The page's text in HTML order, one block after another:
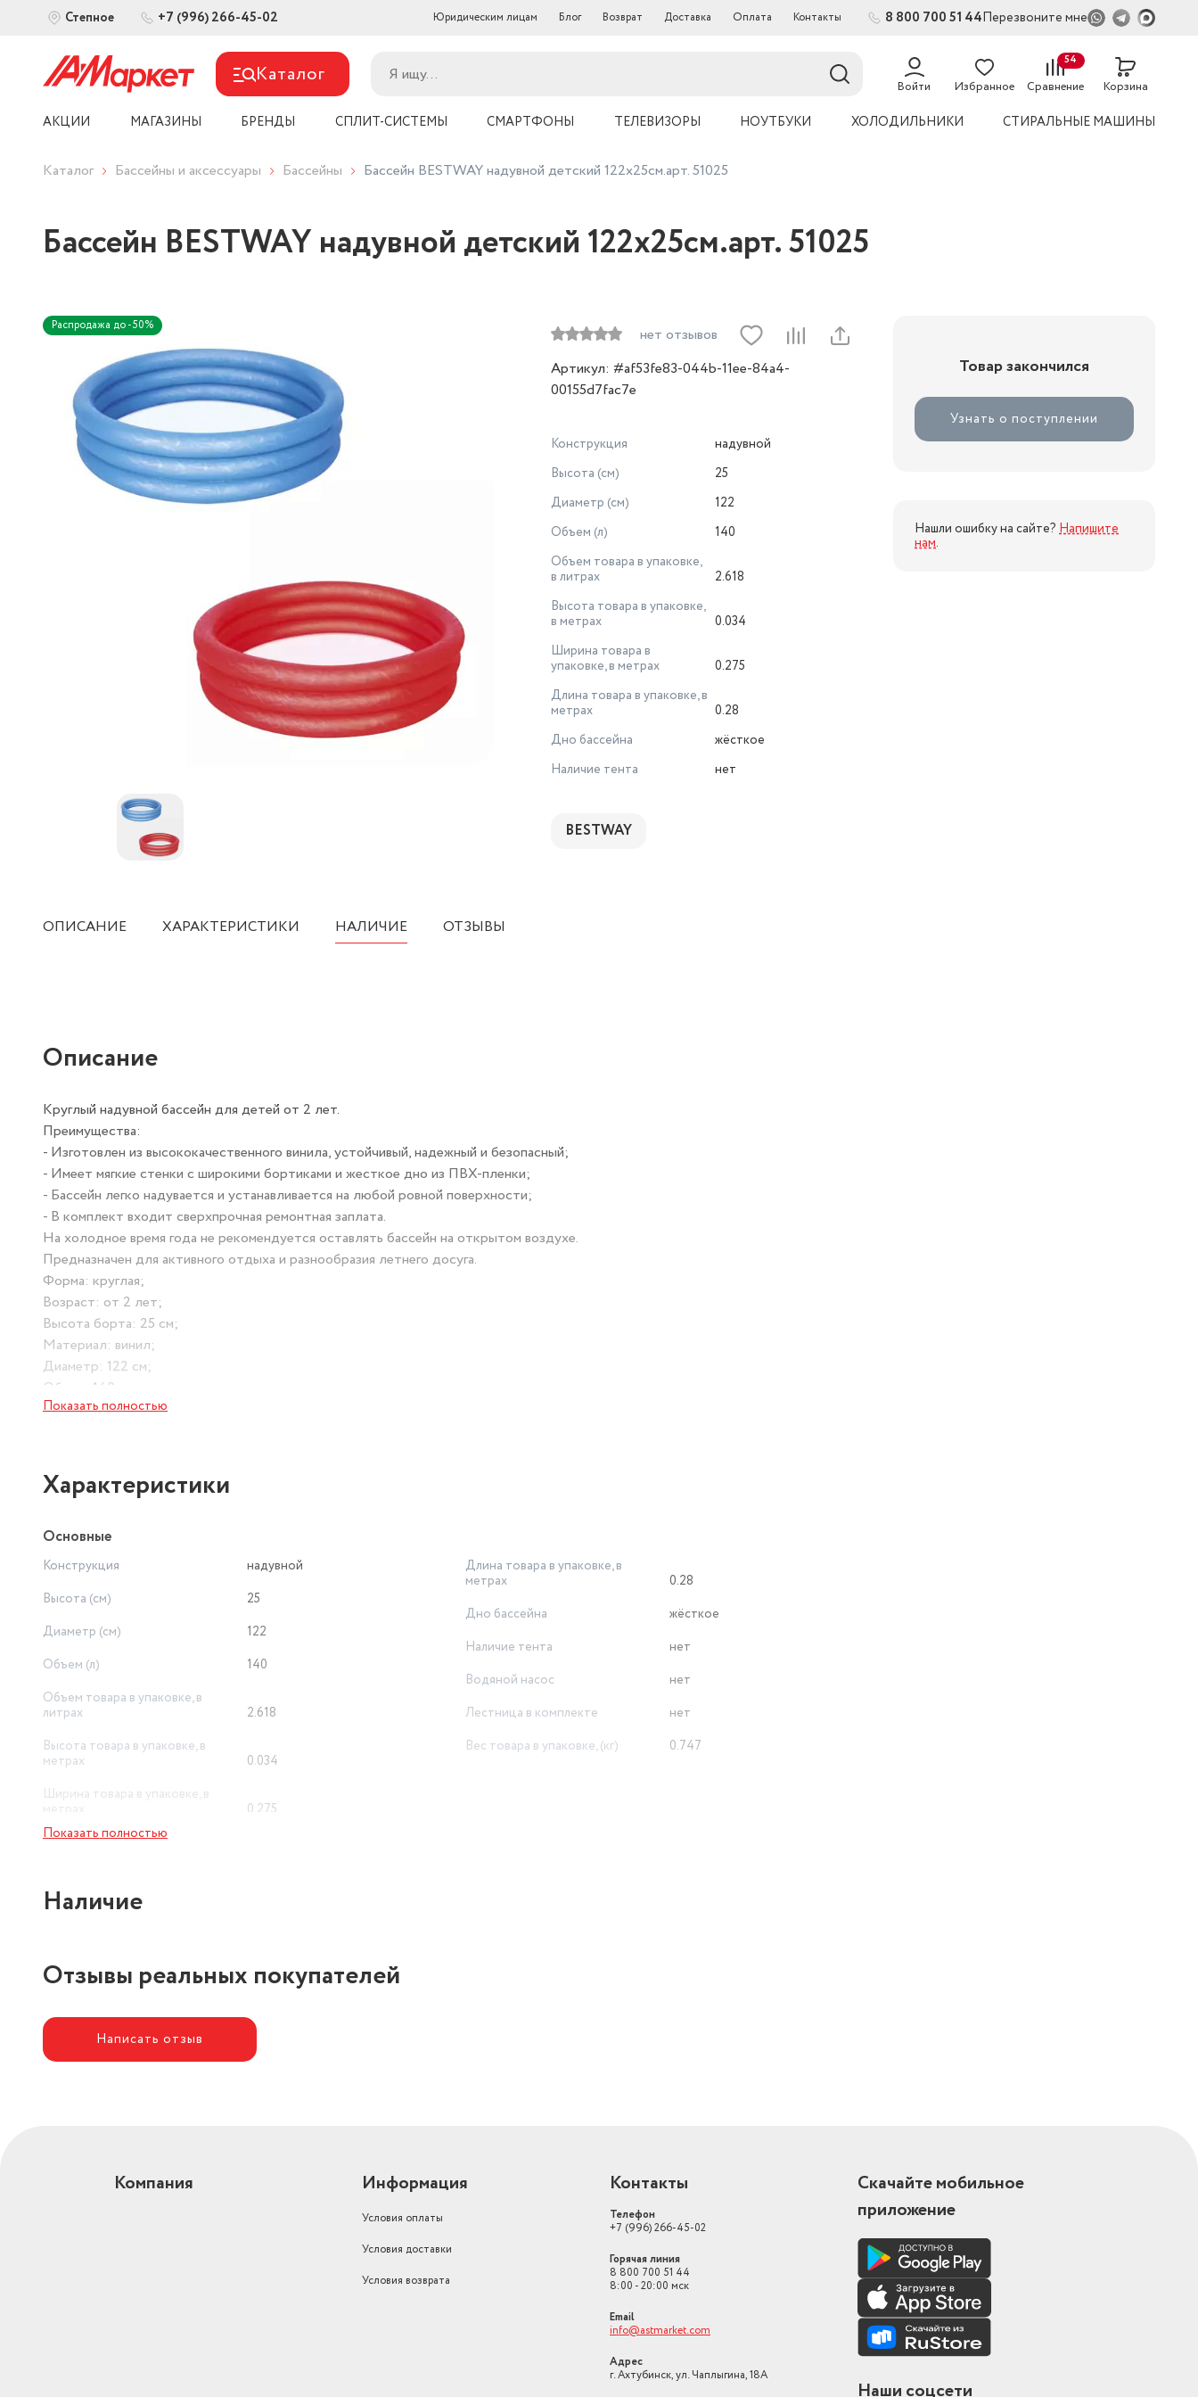
Степное +7 (996) 266-45-02 Юридическим лицам Блог Возврат Доставка Оплата Контакты 8 800 700 51 44Перезвоните мне
Каталог Войти Избранное Сравнение
54
Корзина
АКЦИИ МАГАЗИНЫ БРЕНДЫ СПЛИТ-СИСТЕМЫ СМАРТФОНЫ ТЕЛЕВИЗОРЫ НОУТБУКИ ХОЛОДИЛЬНИКИ СТИРАЛЬНЫЕ МАШИНЫ
Каталог Бассейны и аксессуары Бассейны Бассейн BESTWAY надувной детский 122х25см.арт. 51025
Бассейн BESTWAY надувной детский 122х25см.арт. 51025
Распродажа до -50%
нет отзывов
Артикул: #af53fe83-044b-11ee-84a4-
00155d7fac7e
Конструкция
надувной
Высота (см)
25
Диаметр (см)
122
Объем (л)
140
Объем товара в упаковке,
в литрах
2.618
Высота товара в упаковке,
в метрах
0.034
Ширина товара в
упаковке, в метрах
0.275
Длина товара в упаковке, в
метрах
0.28
Дно бассейна
жёсткое
Наличие тента
нет
BESTWAY
Товар закончился
Узнать о поступлении
Нашли ошибку на сайте? Напишите
нам.
ОПИСАНИЕ ХАРАКТЕРИСТИКИ НАЛИЧИЕ ОТЗЫВЫ
Описание
Круглый надувной бассейн для детей от 2 лет.
Преимущества:
- Изготовлен из высококачественного винила, устойчивый, надежный и безопасный;
- Имеет мягкие стенки с широкими бортиками и жесткое дно из ПВХ-пленки;
- Бассейн легко надувается и устанавливается на любой ровной поверхности;
- В комплект входит сверхпрочная ремонтная заплата.
На холодное время года не рекомендуется оставлять бассейн на открытом воздухе.
Предназначен для активного отдыха и разнообразия летнего досуга.
Форма: круглая;
Возраст: от 2 лет;
Высота борта: 25 см;
Материал: винил;
Диаметр: 122 см;
Объем: 140 л;
Вес: 0,747 кг.
Показать полностью
Характеристики
Основные
Конструкция
надувной
Высота (см)
25
Диаметр (см)
122
Объем (л)
140
Объем товара в упаковке, в
литрах
2.618
Высота товара в упаковке, в
метрах
0.034
Ширина товара в упаковке, в
0.275
Длина товара в упаковке, в
метрах
0.28
Дно бассейна
жёсткое
Наличие тента
нет
Водяной насос
нет
Лестница в комплекте
нет
Вес товара в упаковке, (кг)
0.747
Показать полностью
Наличие
Отзывы реальных покупателей
Написать отзыв
Компания Информация
Условия оплаты
Условия доставки
Условия возврата
Контакты
Телефон
+7 (996) 266-45-02
Горячая линия
8 800 700 51 44
8:00 - 20:00 мск
Email
info@astmarket.com
Адрес
г. Ахтубинск, ул. Чаплыгина, 18А
Скачайте мобильное
приложение
Наши соцсети